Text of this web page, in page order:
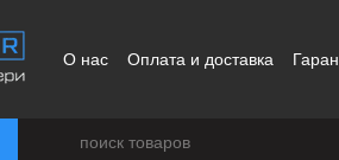
О нас Оплата и доставка